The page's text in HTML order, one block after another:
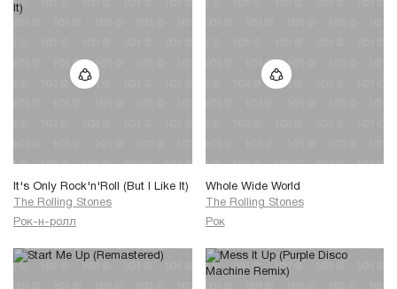
It's Only Rock'n'Roll (But I Like It)
The Rolling Stones
Рок-н-ролл
Whole Wide World
The Rolling Stones
Рок